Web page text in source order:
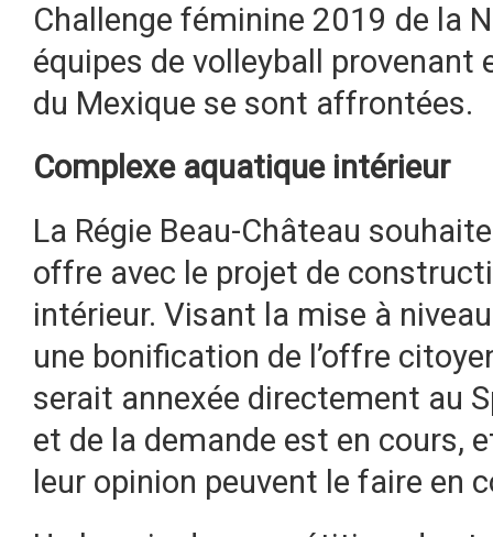
Challenge féminine 2019 de la
équipes de volleyball provenant
du Mexique se sont affrontées.
Complexe aquatique intérieur
La Régie Beau-Château
offre avec le projet de
intérieur. Visant la mise à
une bonification de l’offre
serait annexée directement au
et de la demande est en cours,
leur opinion peuvent le faire en